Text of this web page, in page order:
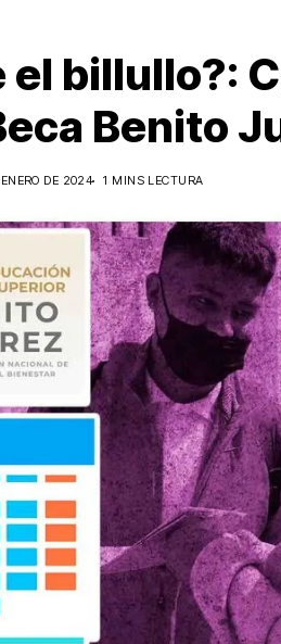
el billullo?:
Benito
DE 2024 1 MINS LECTURA